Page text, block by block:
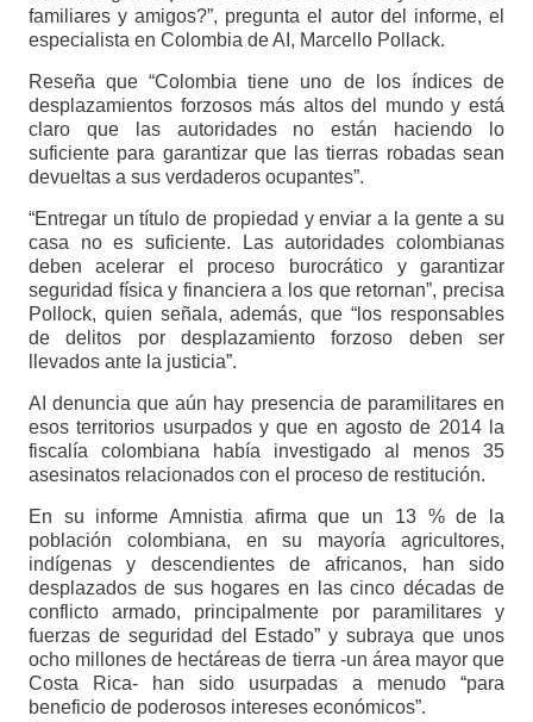
familiares y amigos?”, pregunta el autor del informe, el
especialista en Colombia de AI, Marcello Pollack.
Reseña que “Colombia tiene uno de los índices de
desplazamientos forzosos más altos del mundo y está
claro que las autoridades no están haciendo lo
suficiente para garantizar que las tierras robadas sean
devueltas a sus verdaderos ocupantes”.
“Entregar un título de propiedad y enviar a la gente a su
casa no es suficiente. Las autoridades colombianas
deben acelerar el proceso burocrático y garantizar
seguridad física y financiera a los que retornan”, precisa
Pollock, quien señala, además, que “los responsables
de delitos por desplazamiento forzoso deben ser
llevados ante la justicia”.
AI denuncia que aún hay presencia de paramilitares en
esos territorios usurpados y que en agosto de 2014 la
fiscalía colombiana había investigado al menos 35
asesinatos relacionados con el proceso de restitución.
En su informe Amnistia afirma que un 13 % de la
población colombiana, en su mayoría agricultores,
indígenas y descendientes de africanos, han sido
desplazados de sus hogares en las cinco décadas de
conflicto armado, principalmente por paramilitares y
fuerzas de seguridad del Estado” y subraya que unos
ocho millones de hectáreas de tierra -un área mayor que
Costa Rica- han sido usurpadas a menudo “para
beneficio de poderosos intereses económicos”.